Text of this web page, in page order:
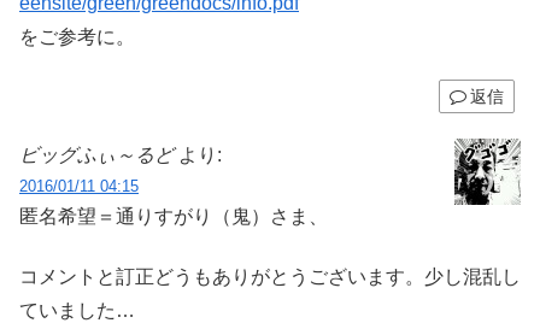
をご参考に。
返信
ビッグふぃ～るど より:
2016/01/11 04:15
匿名希望＝通りすがり（鬼）さま、
コメントと訂正どうもありがとうございます。少し混乱し
ていました…